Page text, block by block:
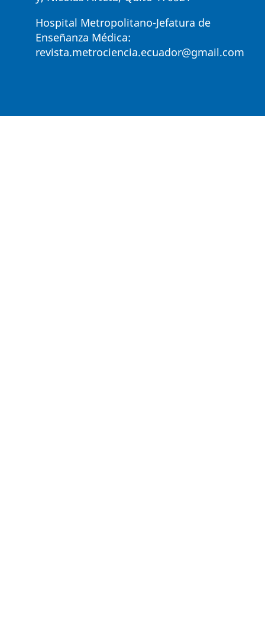
Hospital Metropolitano-Jefatura de
Enseñanza Médica:
revista.metrociencia.ecuador@gmail.com